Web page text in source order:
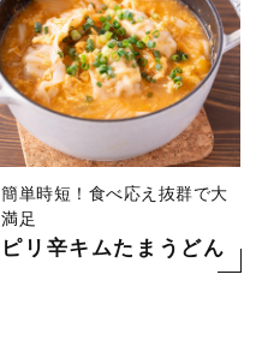
簡単時短！食べ応え抜群で大
満足
ピリ辛キムたまうどん